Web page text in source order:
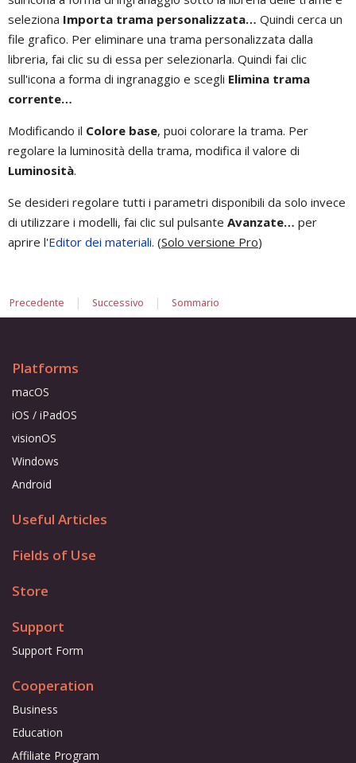
seleziona Importa trama personalizzata… Quindi cerca un
file grafico. Per eliminare una trama personalizzata dalla
libreria, fai clic su di essa per selezionarla. Quindi fai clic
sull'icona a forma di ingranaggio e scegli Elimina trama
corrente…
Modificando il Colore base, puoi colorare la trama. Per
regolare la luminosità della trama, modifica il valore di
Luminosità.
Se desideri regolare tutti i parametri disponibili da solo invece
di utilizzare i modelli, fai clic sul pulsante Avanzate… per
aprire l'Editor dei materiali. (Solo versione Pro)
Precedente | Successivo | Sommario
Platforms
macOS
iOS / iPadOS
visionOS
Windows
Android
Useful Articles
Fields of Use
Store
Support
Support Form
Cooperation
Business
Education
Affiliate Program